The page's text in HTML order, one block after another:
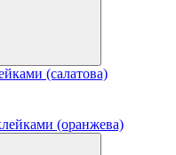
(салатова)